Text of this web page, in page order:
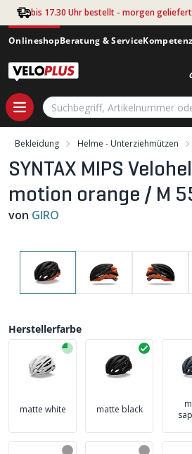
Zum Hauptinhalt springen
bis 17.30 Uhr bestellt - morgen geliefert
OnlineshopBeratung & ServiceKompetenz
Bekleidung Helme - Unterziehmützen
SYNTAX MIPS
motion orange / M
von GIRO
Herstellerfarbe
matte white matte black